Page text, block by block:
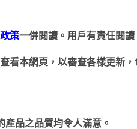
策一併閱讀。用戶有責任閱
看本網頁，以審查各樣更新
產品之品質均令人滿意。